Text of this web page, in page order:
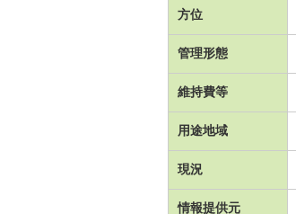
方位
管理形態
維持費等
用途地域
現況
情報提供元